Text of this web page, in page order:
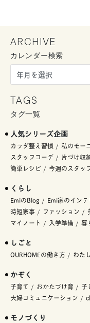
ARCHIVE
カレンダー検索
TAGS
タグ一覧
人気シリーズ企画
カラダ整え習慣 私のモー
スタッフコーデ
片づけ収
簡単レシピ
今週のスタッ
くらし
EmiのBlog Emi家のイン
時短家事
ファッション
マイノート
入学準備 暮
しごと
OURHOMEの働き方 わた
かぞく
子育て おかたづけ育 子
夫婦コミュニケーション
モノづくり